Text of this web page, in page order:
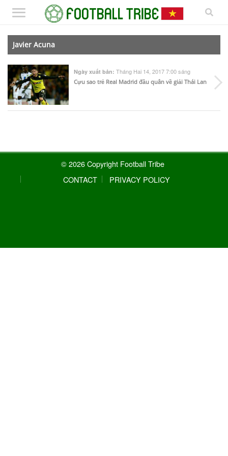
Javier Acuna
Ngày xuất bản: Tháng Hai 14, 2017 7:00 sáng
Cựu sao trẻ Real Madrid đầu quân về giải Thái Lan
© 2026 Copyright Football Tribe
CONTACT
PRIVACY POLICY